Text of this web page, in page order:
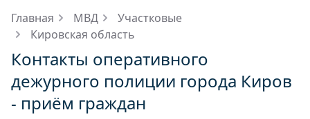
Главная МВД
Участковые
Кировская область
Контакты оперативного
дежурного полиции города Киров
- приём граждан